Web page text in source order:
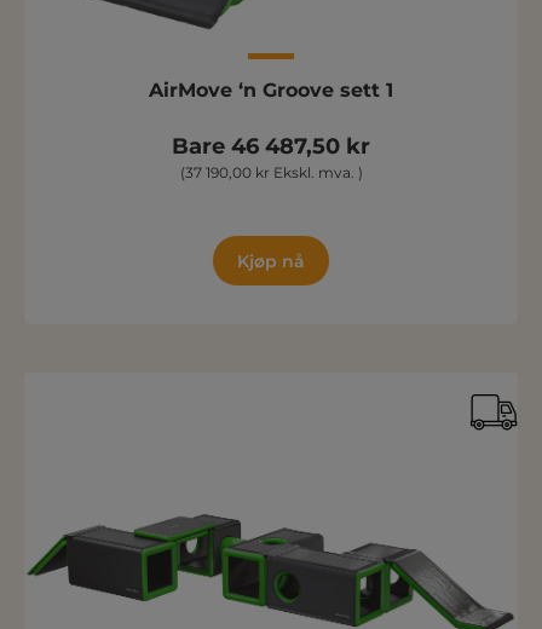
AirMove ‘n Groove sett 1
Bare 46 487,50 kr
(37 190,00 kr Ekskl. mva. )
Kjøp nå